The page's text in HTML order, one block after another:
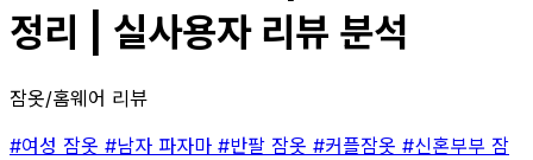
정리 | 실사용자 리뷰 분석
잠옷/홈웨어 리뷰
#여성 잠옷 #남자 파자마 #반팔 잠옷 #커플잠옷 #신혼부부 잠